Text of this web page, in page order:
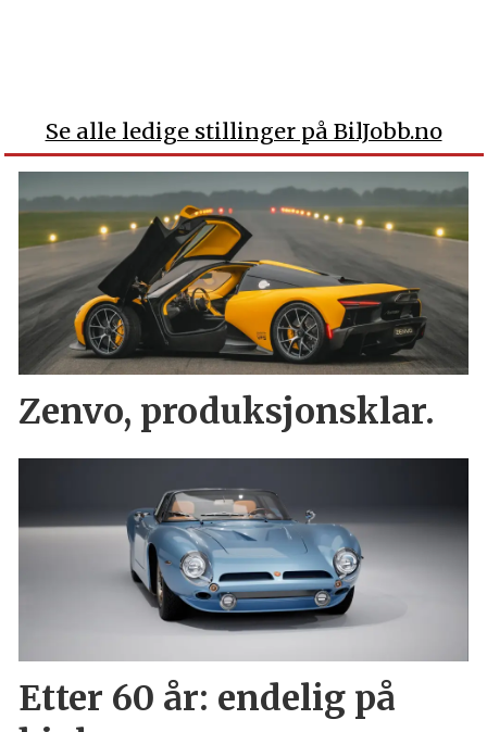
Se alle ledige stillinger på BilJobb.no
Zenvo, produksjonsklar.
Etter 60 år: endelig på